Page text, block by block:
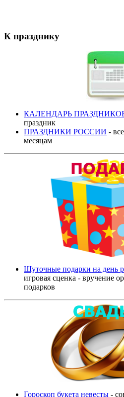
К празднику
КАЛЕНДАРЬ
праздник
ПРАЗДНИКИ РОССИИ -
месяцам
Шуточные подарки на день
игровая сценка - вручение
подарков
Гороскоп букета невесты -